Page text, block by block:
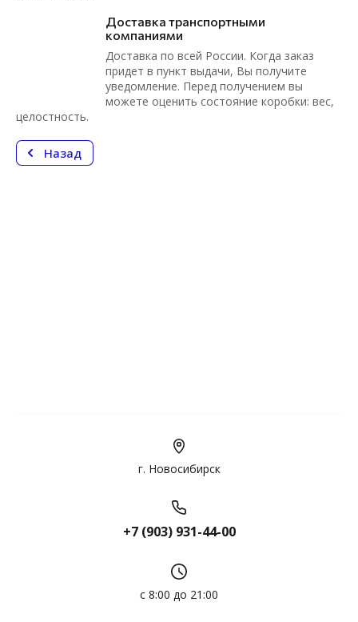
Доставка транспортными
компаниями
Доставка по всей России. Когда заказ
придет в пункт выдачи, Вы получите
уведомление. Перед получением вы
можете оценить состояние коробки: вес,
целостность.
Назад
г. Новосибирск
+7 (903) 931-44-00
с 8:00 до 21:00